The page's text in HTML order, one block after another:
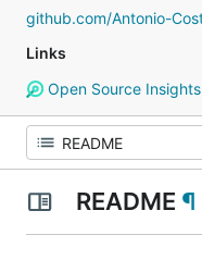
Links
Open Source Insights
README ¶